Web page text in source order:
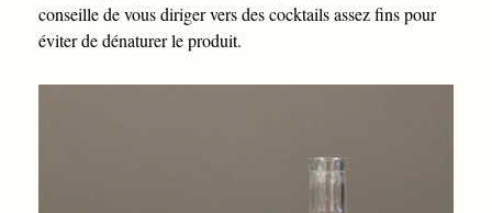
conseille de vous diriger vers des cocktails assez fins pour
éviter de dénaturer le produit.